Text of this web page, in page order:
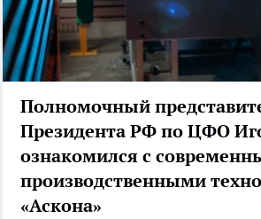
Полномочный
Президента РФ по ЦФО
ознакомился с
производственными
«Аскона»